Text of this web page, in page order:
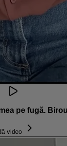
pe fugă.
video